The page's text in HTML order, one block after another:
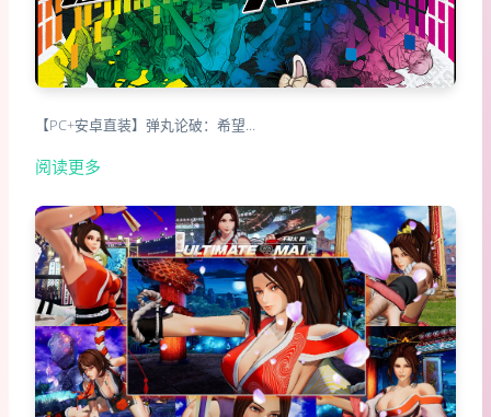
【PC+安卓直装】弹丸论破：希望…
阅读更多